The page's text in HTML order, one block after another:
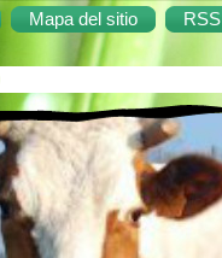
Mapa del sitio RSS